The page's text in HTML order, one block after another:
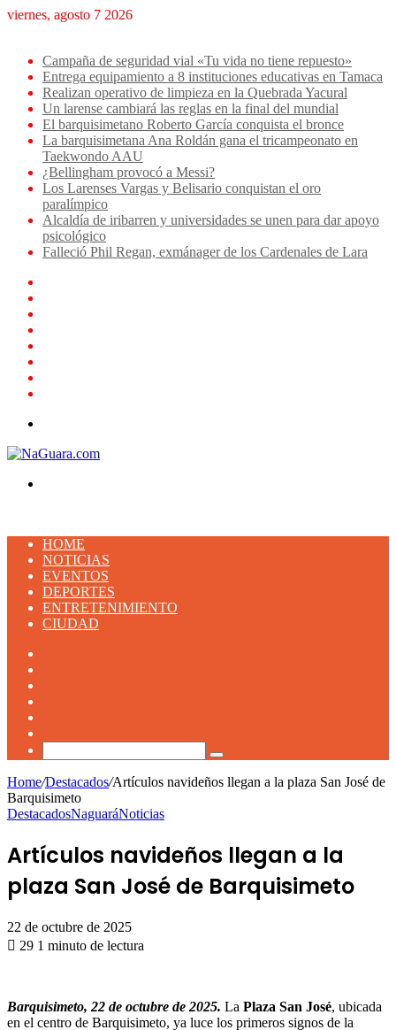
viernes, agosto 7 2026
Campaña de seguridad vial «Tu vida no tiene repuesto»
Entrega equipamiento a 8 instituciones educativas en Tamaca
Realizan operativo de limpieza en la Quebrada Yacural
Un larense cambiará las reglas en la final del mundial
El barquisimetano Roberto García conquista el bronce
La barquisimetana Ana Roldán gana el tricampeonato en
Taekwondo AAU
¿Bellingham provocó a Messi?
Los Larenses Vargas y Belisario conquistan el oro
paralímpico
Alcaldía de iribarren y universidades se unen para dar apoyo
psicológico
Falleció Phil Regan, exmánager de los Cardenales de Lara
HOME
NOTICIAS
EVENTOS
DEPORTES
ENTRETENIMIENTO
CIUDAD
Buscar
Home/Destacados/Artículos navideños llegan a la plaza San José de
Barquisimeto
DestacadosNaguaráNoticias
Artículos navideños llegan a la
plaza San José de Barquisimeto
22 de octubre de 2025
29 1 minuto de lectura
Barquisimeto, 22 de octubre de 2025. La Plaza San José, ubicada
en el centro de Barquisimeto, ya luce los primeros signos de la